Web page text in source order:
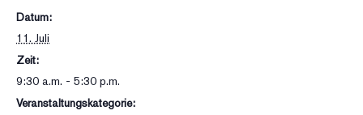
Datum:
11. Juli
Zeit:
9:30 a.m. - 5:30 p.m.
Veranstaltungskategorie: